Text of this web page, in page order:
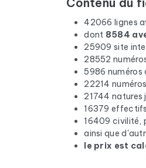
42066 lignes
dont 8584
25909 site
28552
5986 numéros
22214
21744 natures
16379
16409 civilité,
ainsi que
le prix est